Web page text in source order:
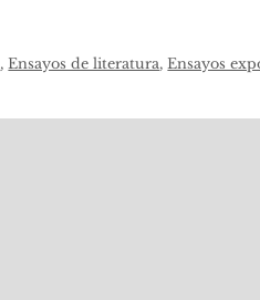
,Ensayos de literatura,Ensayos